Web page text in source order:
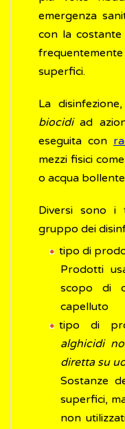
emergenza
con la costante
superfici.
La
biocidiad
eseguita con
mezzi fisici
o acqua
Diversi sono i
gruppo dei
tipo di
Prodotti
scopo di
capelluto
tipo di
alghicidi
diretta su
Sostanze
superfici,
non